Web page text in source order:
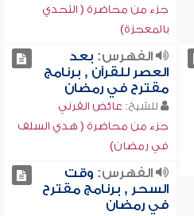
جزء من محاضرة ( التحدي
بالمعجزة)
الفهرس: بعد
العصر للقرآن , برنامج
مقترح في رمضان
للشيخ: عائض القرني
جزء من محاضرة ( هدي السلف
في رمضان)
الفهرس: وقت
السحر , برنامج مقترح
في رمضان